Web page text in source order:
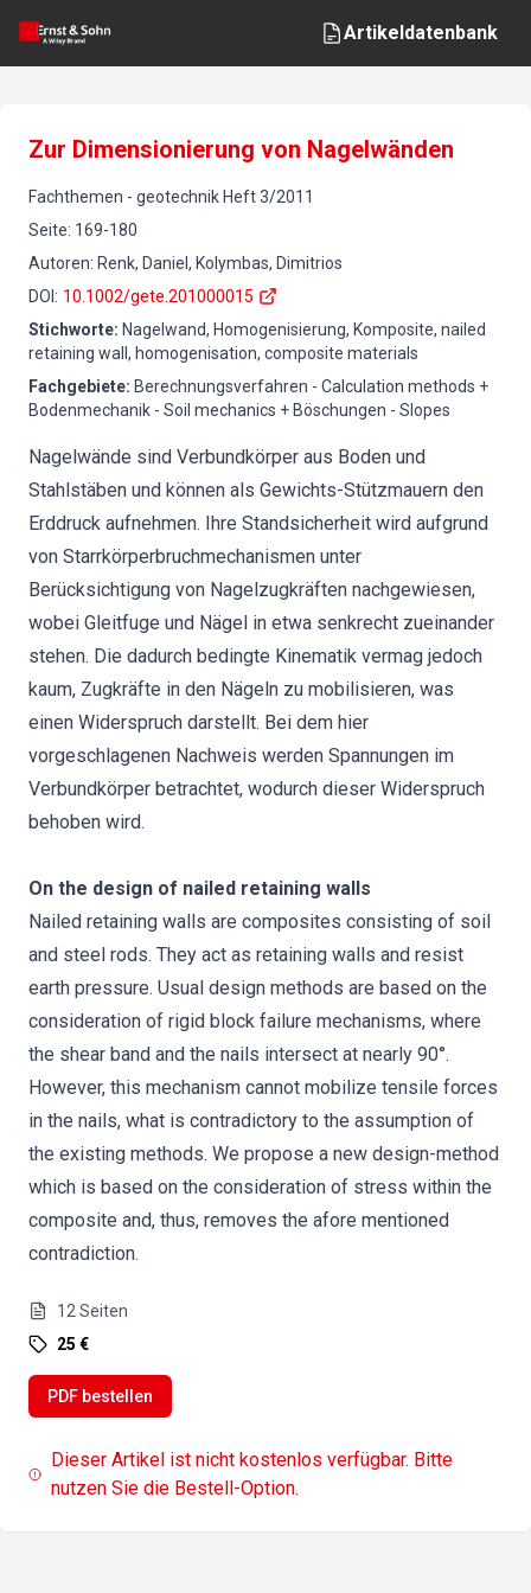
Artikeldatenbank
Zur Dimensionierung von Nagelwänden
Fachthemen - geotechnik Heft3/2011
Seite: 169-180
Autoren: Renk, Daniel, Kolymbas, Dimitrios
DOI : 10.1002/gete.201000015
Stichworte: Nagelwand, Homogenisierung, Komposite, nailed
retaining wall, homogenisation, composite materials
Fachgebiete: Berechnungsverfahren - Calculation methods +
Bodenmechanik - Soil mechanics + Böschungen - Slopes
Nagelwände sind Verbundkörper aus Boden und
Stahlstäben und können als Gewichts-Stützmauern den
Erddruck aufnehmen. Ihre Standsicherheit wird aufgrund
von Starrkörperbruchmechanismen unter
Berücksichtigung von Nagelzugkräften nachgewiesen,
wobei Gleitfuge und Nägel in etwa senkrecht zueinander
stehen. Die dadurch bedingte Kinematik vermag jedoch
kaum, Zugkräfte in den Nägeln zu mobilisieren, was
einen Widerspruch darstellt. Bei dem hier
vorgeschlagenen Nachweis werden Spannungen im
Verbundkörper betrachtet, wodurch dieser Widerspruch
behoben wird.
On the design of nailed retaining walls
Nailed retaining walls are composites consisting of soil
and steel rods. They act as retaining walls and resist
earth pressure. Usual design methods are based on the
consideration of rigid block failure mechanisms, where
the shear band and the nails intersect at nearly 90°.
However, this mechanism cannot mobilize tensile forces
in the nails, what is contradictory to the assumption of
the existing methods. We propose a new design-method
which is based on the consideration of stress within the
composite and, thus, removes the afore mentioned
contradiction.
12 Seiten
25 €
PDF bestellen
Dieser Artikel ist nicht kostenlos verfügbar. Bitte
nutzen Sie die Bestell-Option.